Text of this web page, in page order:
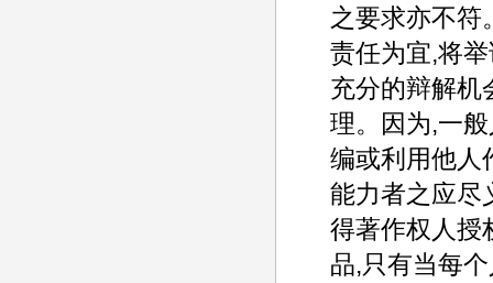
之要求亦不符
责任为宜,将
充分的辩解机
理。因为,一
编或利用他人
能力者之应尽
得著作权人授
品,只有当每